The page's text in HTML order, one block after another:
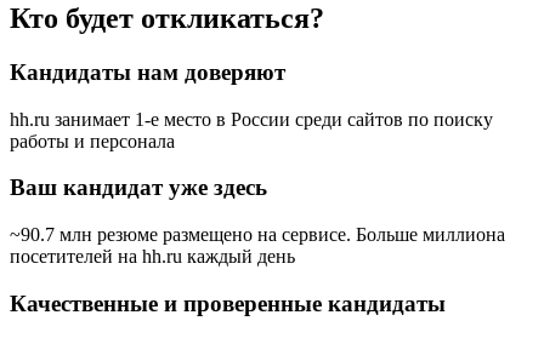
Кто будет откликаться?
Кандидаты нам доверяют
hh.ru занимает 1-е место в России среди сайтов по поиску
работы и персонала
Ваш кандидат уже здесь
~90.7 млн резюме размещено на сервисе. Больше миллиона
посетителей на hh.ru каждый день
Качественные и проверенные кандидаты